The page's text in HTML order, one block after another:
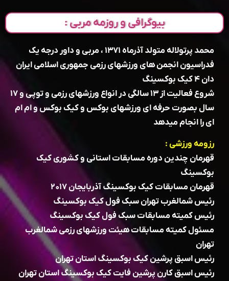
بیوگرافی و روزمه مربی :
محمد پرتولاله متولد آذرماه ۱۳۷۱ ، مربی و داور درجه یک
فدراسیون انجمن های ورزشهای رزمی جمهوری اسلامی ایران
دان ۴ کیک بوکسینگ
شروع فعالیت از ۱۳ سالگی در انواع ورزشهای رزمی و توپی و ۱۷
سال بصورت حرفه ای ورزشهای بوکس و کیک بوکس و ام ام
ای را انجام میدهد
رزومه ورزشی :
قهرمان چندین دوره مسابقات استانی و کشوری کیک
بوکسینگ
قهرمان مسابقات کیک بوکسینگ آذربایجان ۲۰۱۷
رئیس شمالغرب تهران سبک فول کیک بوکسینگ
رئیس کمیته مسابقات سبک فول کیک بوکسینگ
مسئول کمیته مسابقات هیئت ورزشهای رزمی شمالغرب
تهران
رئیس اسبق پرشین کیک بوکسینگ استان تهران
رئیس اسبق کارن پرشین فایت کیک بوکسینگ استان تهران